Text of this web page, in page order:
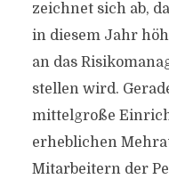
zeichnet sich ab,
in diesem Jahr
an das
stellen wird.
mittelgroße
erheblichen
Mitarbeitern der